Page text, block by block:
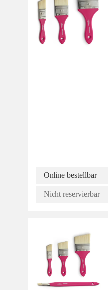
Online bestellbar
Nicht reservierbar